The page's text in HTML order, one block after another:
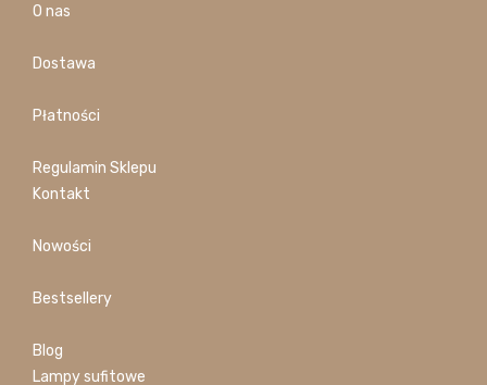
O nas
Dostawa
Płatności
Regulamin Sklepu
Kontakt
Nowości
Bestsellery
Blog
Lampy sufitowe